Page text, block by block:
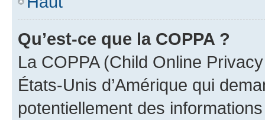
Qu’est-ce que la COPPA ?
La COPPA (Child Online
États-Unis d’Amérique qui
potentiellement des